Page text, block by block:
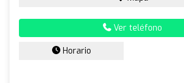
Ver teléfono
Horario